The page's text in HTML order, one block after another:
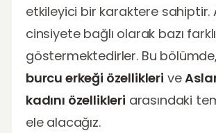
etkileyici bir karaktere sahiptir.
cinsiyete bağlı olarak bazı
göstermektedirler. Bu bölümde,
burcu erkeği özellikleri ve
kadını özellikleri arasındaki
ele alacağız.